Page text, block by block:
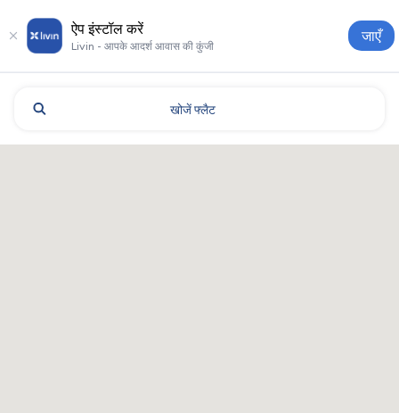
ऐप इंस्टॉल करें
Livin - आपके आदर्श आवास की कुंजी
जाएँ
खोजेंफ्लैट
अक्टोबे: होटल और आवास